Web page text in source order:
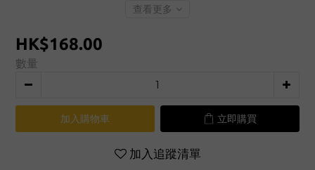
查看更多
HK$168.00
數量
加入購物車 立即購買
加入追蹤清單